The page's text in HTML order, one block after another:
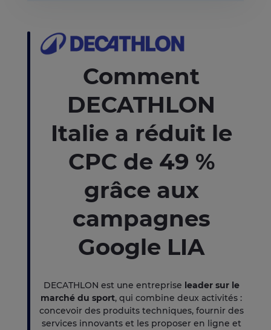
Comment
DECATHLON
Italie a réduit le
CPC de 49 %
grâce aux
campagnes
Google LIA
DECATHLON est une entreprise leader sur le
marché du sport, qui combine deux activités :
concevoir des produits techniques, fournir des
services innovants et les proposer en ligne et